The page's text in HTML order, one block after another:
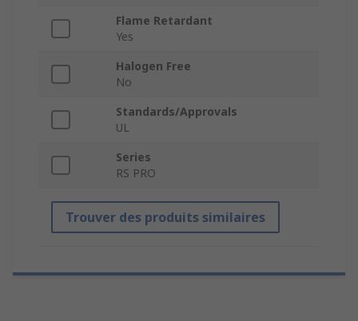
Flame Retardant
Yes
Halogen Free
No
Standards/Approvals
UL
Series
RS PRO
Trouver des produits similaires